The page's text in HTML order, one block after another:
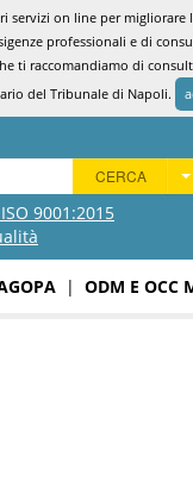
on line per
professionali e di
ti raccomandiamo di
del Tribunale di Napoli.
9001:2015
CERCA
| ODM E OCC